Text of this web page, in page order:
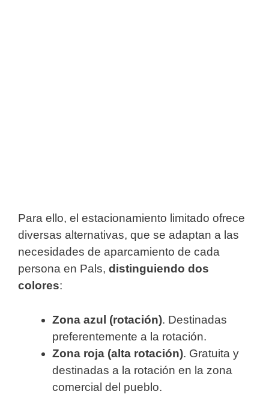
Para ello, el estacionamiento limitado ofrece
diversas alternativas, que se adaptan a las
necesidades de aparcamiento de cada
persona en Pals, distinguiendo dos
colores:
Zona azul (rotación). Destinadas
preferentemente a la rotación.
Zona roja (alta rotación). Gratuita y
destinadas a la rotación en la zona
comercial del pueblo.